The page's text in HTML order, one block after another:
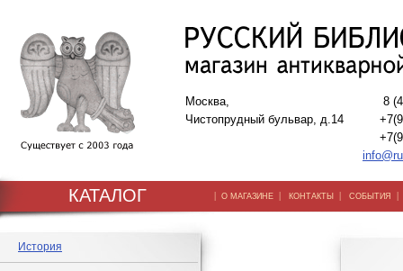
Москва,
Чистопрудный бульвар, д.14
8
КАТАЛОГ | О МАГАЗИНЕ | КОНТАКТЫ | СОБЫТИЯ
История